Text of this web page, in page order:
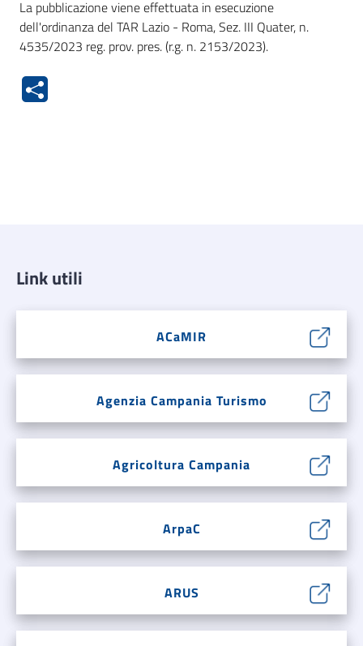
La pubblicazione viene effettuata in esecuzione
dell'ordinanza del TAR Lazio - Roma, Sez. III Quater, n.
4535/2023 reg. prov. pres. (r.g. n. 2153/2023).
Link utili
ACaMIR
Agenzia Campania Turismo
Agricoltura Campania
ArpaC
ARUS